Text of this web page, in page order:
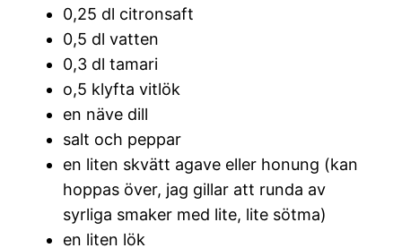
0,25 dl citronsaft
0,5 dl vatten
0,3 dl tamari
o,5 klyfta vitlök
en näve dill
salt och peppar
en liten skvätt agave eller honung (kan
hoppas över, jag gillar att runda av
syrliga smaker med lite, lite sötma)
en liten lök